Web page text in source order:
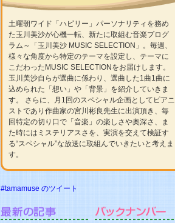
土曜朝ワイド「ハピリー」パーソナリティを務め
た玉川美沙が心機一転、新たに取組む音楽プログ
ラム～「玉川美沙 MUSIC SELECTION」。毎週、
様々な角度から特定のテーマを設定し、テーマに
こだわったMUSIC SELECTIONをお届けします。
玉川美沙自らが選曲に係わり、選曲した1曲1曲に
込められた「想い」や「背景」を紹介していきま
す。 さらに、月1回のスペシャル企画としてピアニ
ストであり作曲家の宮川彬良先生に出演頂き、毎
回特定の切り口で「音楽」の楽しさや奥深さ、ま
た時にはミステリアスさを、実演を交えて検証す
る“スペシャル”な放送に取組んでいきたいと考えま
す。
#tamamuse のツイート